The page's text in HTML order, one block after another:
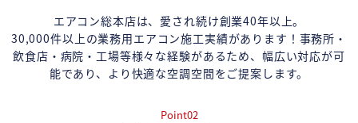
エアコン総本店は、愛され続け創業40年以上。
30,000件以上の業務用エアコン施工実績があります！事務所・
飲食店・病院・工場等様々な経験があるため、幅広い対応が可
能であり、より快適な空調空間をご提案します。
Point02